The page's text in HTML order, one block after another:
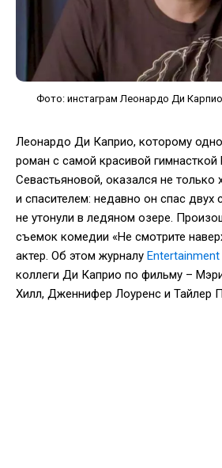
Фото: инстаграм Леонардо Ди Карпио
Леонардо Ди Каприо, которому
роман с самой красивой
Севастьяновой, оказался не только
и спасителем: недавно он спас двух
не утонули в ледяном озере.
съемок комедии «Не смотрите
актер. Об этом журналу Entertainment
коллеги Ди Каприо по фильму –
Хилл, Дженнифер Лоуренс и Тайлер